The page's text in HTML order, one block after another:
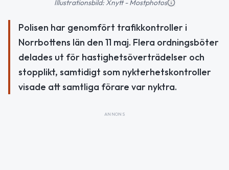
Illustrationsbild: Xnytt - Mostphotos
Polisen har genomfört trafikkontroller i
Norrbottens län den 11 maj. Flera ordningsböter
delades ut för hastighetsöverträdelser och
stopplikt, samtidigt som nykterhetskontroller
visade att samtliga förare var nyktra.
ANNONS